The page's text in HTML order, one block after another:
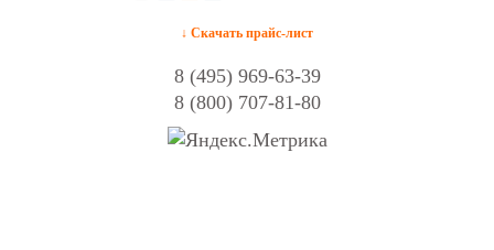
↓ Скачать прайс-лист
8 (495) 969-63-39
8 (800) 707-81-80